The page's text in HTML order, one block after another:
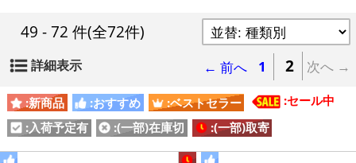
49 - 72 件(全72件)
詳細表示 ← 前へ 1 2 次へ →
:新商品 :おすすめ :ベストセラー
:セール中
:入荷予定有
:(一部)在庫切 :(一部)取寄